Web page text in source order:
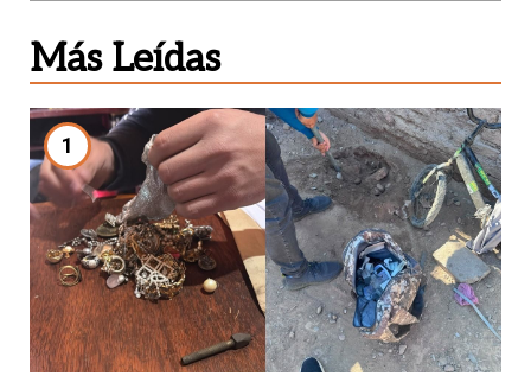
Más Leídas
1